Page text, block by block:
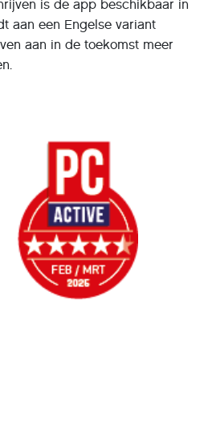
is de app beschikbaar in
aan een Engelse variant
aan in de toekomst meer